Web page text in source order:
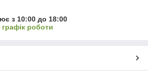
з 10:00 до 18:00
роботи